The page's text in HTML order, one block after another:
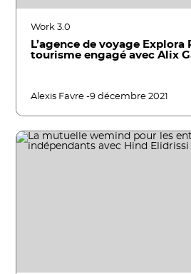
Work 3.0
L’agence de voyage
tourisme engagé avec Alix
Alexis Favre -9 décembre 2021